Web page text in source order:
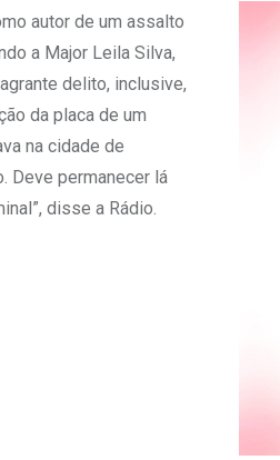
autor de um assalto
a Major Leila Silva,
delito, inclusive,
da placa de um
na cidade de
Deve permanecer lá
disse a Rádio.